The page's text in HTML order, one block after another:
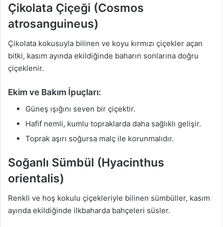
Çikolata Çiçeği (Cosmos
atrosanguineus)
Çikolata kokusuyla bilinen ve koyu kırmızı çiçekler açan
bitki, kasım ayında ekildiğinde baharın sonlarına doğru
çiçeklenir.
Ekim ve Bakım İpuçları:
Güneş ışığını seven bir çiçektir.
Hafif nemli, kumlu topraklarda daha sağlıklı gelişir.
Toprak aşırı soğursa malç ile korunmalıdır.
Soğanlı Sümbül (Hyacinthus
orientalis)
Renkli ve hoş kokulu çiçekleriyle bilinen sümbüller, kasım
ayında ekildiğinde ilkbaharda bahçeleri süsler.